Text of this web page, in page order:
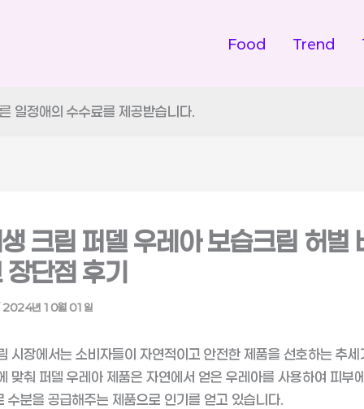
Food Trend
일정애의 수수료를 제공받습니다.
크림 퍼델 우레아 보습크림 허벌
단점 후기
2024년 10월 01일
시장에서는 소비자들이 자연적이고 안전한 제품을 선호하는 추세
맞춰 퍼델 우레아 제품은 자연에서 얻은 우레아를 사용하여 피부
수분을 공급해주는 제품으로 인기를 얻고 있습니다.